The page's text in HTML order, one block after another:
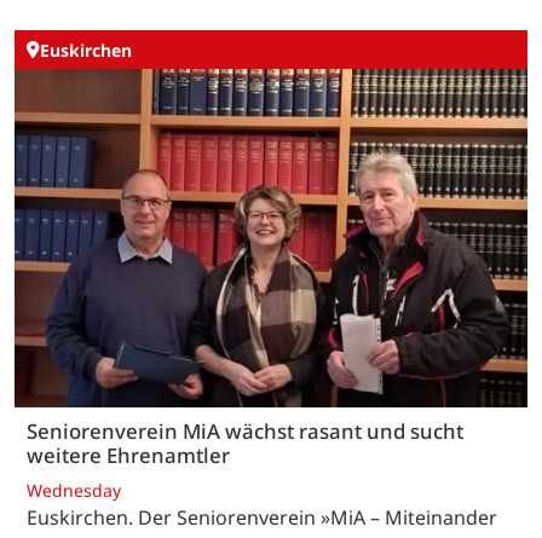
Euskirchen
Seniorenverein MiA wächst rasant und sucht
weitere Ehrenamtler
Wednesday
Euskirchen. Der Seniorenverein »MiA – Miteinander